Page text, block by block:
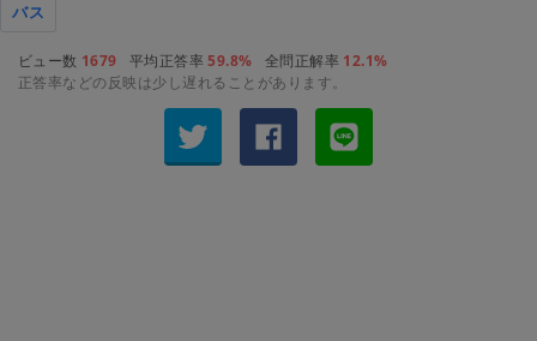
バス
ビュー数 1679 平均正答率59.8% 全問正解率 12.1%
正答率などの反映は少し遅れることがあります。